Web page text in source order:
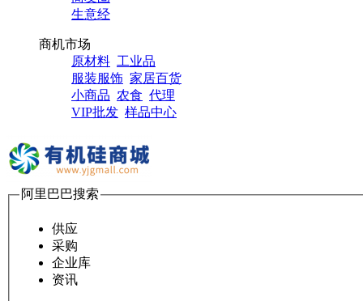
生意经
商机市场
原材料 工业品
服装服饰 家居百货
小商品 农食 代理
VIP批发 样品中心
阿里巴巴搜索
供应
采购
企业库
资讯